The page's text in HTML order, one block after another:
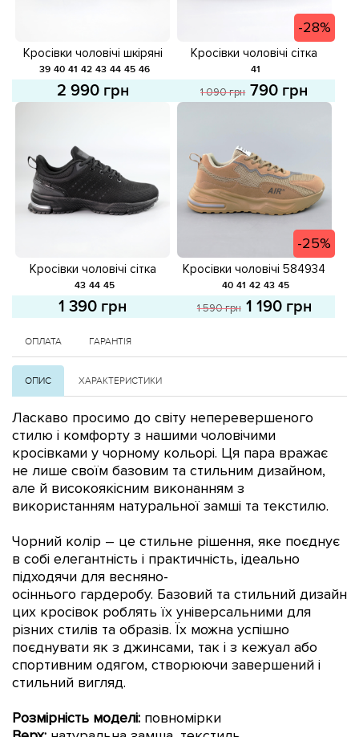
Кросівки чоловічі шкіряні
581623 Чорні
39 40 41 42 43 44 45 46
2 990 грн
-28%
Кросівки чоловічі сітка
583398 Чорні розпродаж
41
1 090 грн 790 грн
Кросівки чоловічі сітка
584673 Чорні
43 44 45
1 390 грн
-25%
Кросівки чоловічі 584934
Бежеві розпродаж
40 41 42 43 45
1 590 грн 1 190 грн
ОПЛАТА ГАРАНТІЯ
ОПИС ХАРАКТЕРИСТИКИ
Ласкаво просимо до світу неперевершеного
стилю і комфорту з нашими чоловічими
кросівками у чорному кольорі. Ця пара вражає
не лише своїм базовим та стильним дизайном,
але й високоякісним виконанням з
використанням натуральної замші та текстилю.
Чорний колір – це стильне рішення, яке поєднує
в собі елегантність і практичність, ідеально
підходячи для весняно-
осіннього гардеробу. Базовий та стильний дизайн
цих кросівок роблять їх універсальними для
різних стилів та образів. Їх можна успішно
поєднувати як з джинсами, так і з кежуал або
спортивним одягом, створюючи завершений і
стильний вигляд.
Розмірність моделі: повномірки